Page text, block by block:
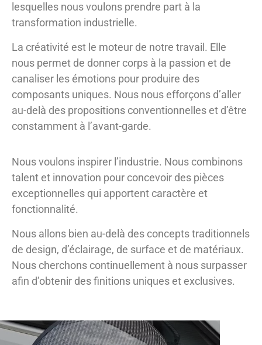
lesquelles nous voulons prendre part à la
transformation industrielle.
La créativité est le moteur de notre travail. Elle
nous permet de donner corps à la passion et de
canaliser les émotions pour produire des
composants uniques. Nous nous efforçons d’aller
au-delà des propositions conventionnelles et d’être
constamment à l’avant-garde.
Nous voulons inspirer l’industrie. Nous combinons
talent et innovation pour concevoir des pièces
exceptionnelles qui apportent caractère et
fonctionnalité.
Nous allons bien au-delà des concepts traditionnels
de design, d’éclairage, de surface et de matériaux.
Nous cherchons continuellement à nous surpasser
afin d’obtenir des finitions uniques et exclusives.